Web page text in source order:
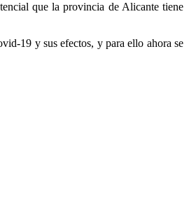
que la provincia de Alicante tiene
19 y sus efectos, y para ello ahora se